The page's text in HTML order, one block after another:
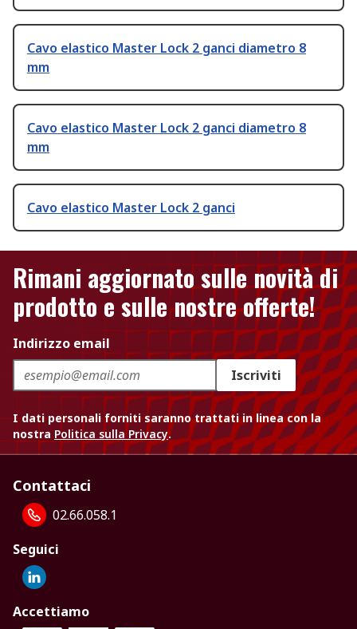
Cavo elastico Master Lock 2 ganci diametro 8
mm
Cavo elastico Master Lock 2 ganci diametro 8
mm
Cavo elastico Master Lock 2 ganci
Rimani aggiornato sulle novità di
prodotto e sulle nostre offerte!
Indirizzo email
Iscriviti
I dati personali forniti saranno trattati in linea con la
nostra Politica sulla Privacy.
Contattaci
02.66.058.1
Seguici
Accettiamo